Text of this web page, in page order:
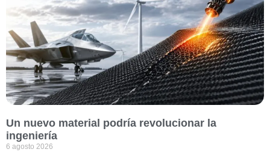
Un nuevo material podría revolucionar la
ingeniería
6 agosto 2026